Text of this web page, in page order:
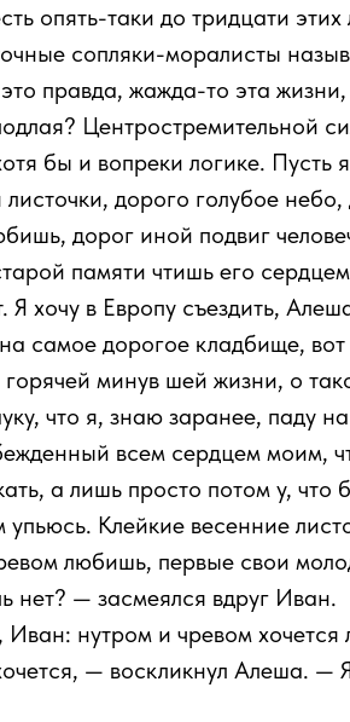
опять-таки до тридцати
сопляки-моралисты
правда, жажда-то эта
Центростремительной
бы и вопреки логике.
дорого голубое
дорог иной подвиг
памяти чтишь его
Я хочу в Европу съездить,
самое дорогое кладбище,
минув шей жизни, о
что я, знаю заранее, паду
всем сердцем моим,
а лишь просто потом у,
Клейкие весенние
любишь, первые свои
нет? — засмеялся вдруг Иван.
нутром и чревом хочется
— воскликнул Алеша.